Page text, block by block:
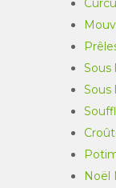
Sous
Sous
Noël